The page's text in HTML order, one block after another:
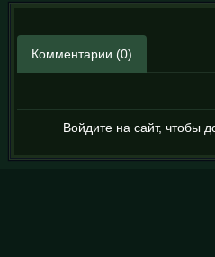
Комментарии (0)
Войдите на сайт, чтобы